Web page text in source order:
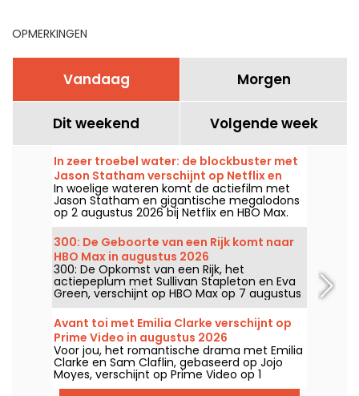
OPMERKINGEN
Vandaag Morgen
Dit weekend Volgende week
In zeer troebel water: de blockbuster met
Jason Statham verschijnt op Netflix en
HBO Max
In woelige wateren komt de actiefilm met
Jason Statham en gigantische megalodons
op 2 augustus 2026 bij Netflix en HBO Max.
300: De Geboorte van een Rijk komt naar
HBO Max in augustus 2026
300: De Opkomst van een Rijk, het
actiepeplum met Sullivan Stapleton en Eva
Green, verschijnt op HBO Max op 7 augustus
2026.
Avant toi met Emilia Clarke verschijnt op
Prime Video in augustus 2026
Voor jou, het romantische drama met Emilia
Clarke en Sam Claflin, gebaseerd op Jojo
Moyes, verschijnt op Prime Video op 1
augustus 2026.